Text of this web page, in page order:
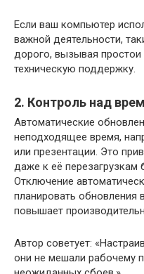
Если ваш компьютер
важной деятельности,
дорого, вызывая
техническую поддержку.
2. Контроль над
Автоматические
неподходящее время,
или презентации. Это
даже к её перезагрузкам
Отключение
планировать обновления
повышает
Автор советует:
они не мешали рабочему